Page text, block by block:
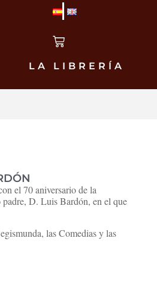
LA LIBRERÍA
el 70 aniversario de la
D. Luis Bardón, en el que
las Comedias y las